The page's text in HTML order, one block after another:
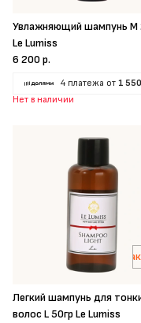
Увлажняющий шампунь M
Le Lumiss
6 200 р.
4 платежа от 1
Нет в наличии
Легкий шампунь для
волос L 50гр Le Lumiss